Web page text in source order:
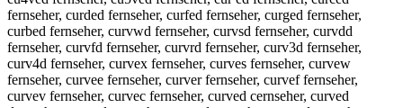
fernseher, curded fernseher, curfed fernseher, curged fernseher,
curbed fernseher, curvwd fernseher, curvsd fernseher, curvdd
fernseher, curvfd fernseher, curvrd fernseher, curv3d fernseher,
curv4d fernseher, curvex fernseher, curves fernseher, curvew
fernseher, curvee fernseher, curver fernseher, curvef fernseher,
curvev fernseher, curvec fernseher, curved cernseher, curved